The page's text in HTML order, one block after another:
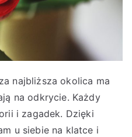
najbliższa okolica ma
na odkrycie. Każdy
i zagadek. Dzięki
u siebie na klatce i